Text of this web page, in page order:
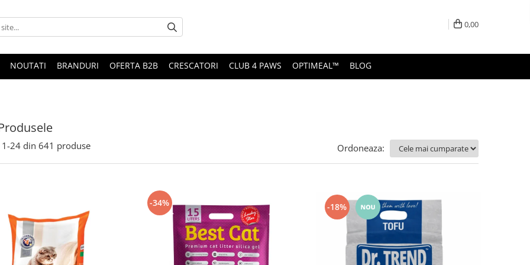
0,00
NOUTATI BRANDURI OFERTA B2B CRESCATORI CLUB 4 PAWS OPTIMEAL™ BLOG
1-24 din 641 produse Ordoneaza:
-34% -18%